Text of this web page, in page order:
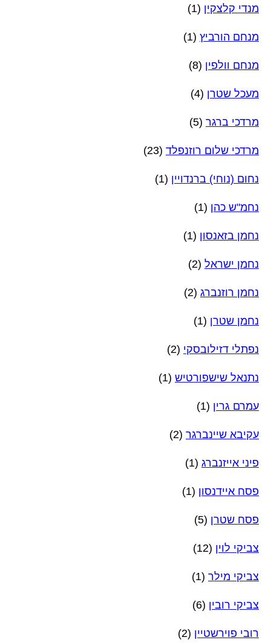
מנדי קלצקין (1)
מנחם הורביץ (1)
מנחם וולפין (8)
מעכל שטרן (4)
מרדכי ברגר (5)
מרדכי שלום רוזנפלד (23)
נחום (נוחי) ברנדויין (1)
נחמ"ש כהן (1)
נחמן בזאנסון (1)
נחמן ישראל (2)
נחמן רוזנברג (2)
נחמן שטרן (1)
נפתלי דזילובסקי (2)
נתנאל שישפורטיש (1)
עמרם גרין (1)
עקיבא שיינברגר (2)
פיני אייזנברג (1)
פסח איידנסון (1)
פסח שטרן (5)
צביקי לוין (12)
צביקי מילר (1)
צביקי רובין (6)
רובי פוירשטיין (2)